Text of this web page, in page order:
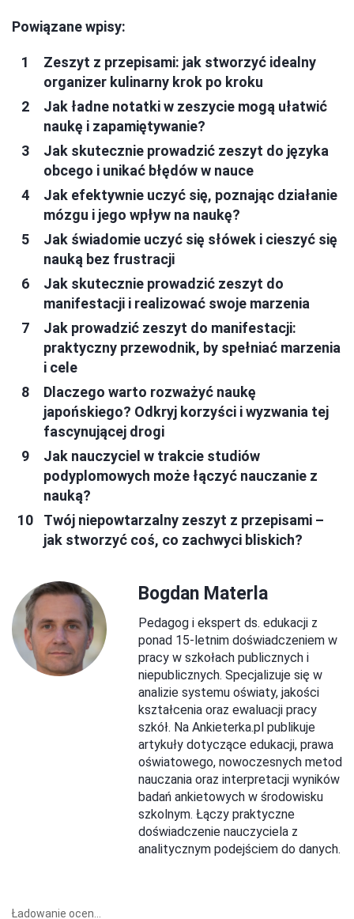
Powiązane wpisy:
Zeszyt z przepisami: jak stworzyć idealny
organizer kulinarny krok po kroku
Jak ładne notatki w zeszycie mogą ułatwić
naukę i zapamiętywanie?
Jak skutecznie prowadzić zeszyt do języka
obcego i unikać błędów w nauce
Jak efektywnie uczyć się, poznając działanie
mózgu i jego wpływ na naukę?
Jak świadomie uczyć się słówek i cieszyć się
nauką bez frustracji
Jak skutecznie prowadzić zeszyt do
manifestacji i realizować swoje marzenia
Jak prowadzić zeszyt do manifestacji:
praktyczny przewodnik, by spełniać marzenia
i cele
Dlaczego warto rozważyć naukę
japońskiego? Odkryj korzyści i wyzwania tej
fascynującej drogi
Jak nauczyciel w trakcie studiów
podyplomowych może łączyć nauczanie z
nauką?
Twój niepowtarzalny zeszyt z przepisami –
jak stworzyć coś, co zachwyci bliskich?
Bogdan Materla
Pedagog i ekspert ds. edukacji z
ponad 15-letnim doświadczeniem w
pracy w szkołach publicznych i
niepublicznych. Specjalizuje się w
analizie systemu oświaty, jakości
kształcenia oraz ewaluacji pracy
szkół. Na Ankieterka.pl publikuje
artykuły dotyczące edukacji, prawa
oświatowego, nowoczesnych metod
nauczania oraz interpretacji wyników
badań ankietowych w środowisku
szkolnym. Łączy praktyczne
doświadczenie nauczyciela z
analitycznym podejściem do danych.
Ładowanie ocen...